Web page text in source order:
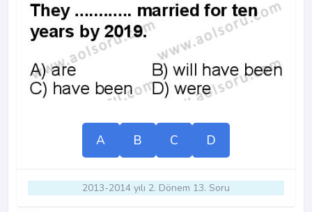
A B C D
2013-2014 yılı 2. Dönem 13. Soru